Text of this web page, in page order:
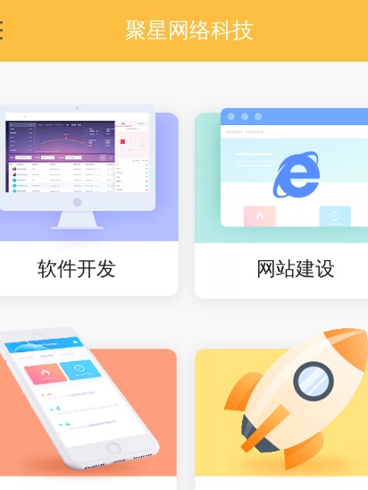
聚星网络科技
软件开发 网站建设